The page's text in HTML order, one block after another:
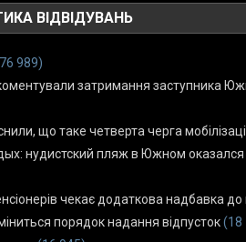
ВІДВІДУВАНЬ
989)
затримання заступника
що таке четверта черга
нудистский пляж в Южном
чекає додаткова надбавка до
порядок надання відпусток (18